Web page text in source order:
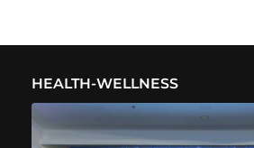
HEALTH-WELLNESS